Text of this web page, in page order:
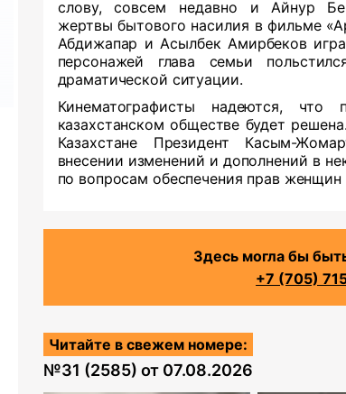
слову, совсем недавно иАйнур
жертвы бытового насилия в фильме
Абдижапар и Асылбек Амирбеков
персонажей глава семьи
драматической ситуации.
Кинематографисты надеются,
казахстанском обществе будет
Казахстане Президент Касым-
внесении изменений и дополнений в
по вопросам обеспечения прав женщин
Здесь могла бы
+7 (705)
Читайте в свежем номере:
№31 (2585) от 07.08.2026